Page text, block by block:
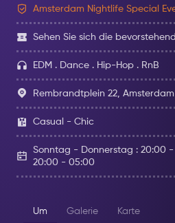
Amsterdam Nightlife Special
Sehen Sie sich die
EDM . Dance . Hip-Hop . RnB
Rembrandtplein 22, Amsterdam
Casual - Chic
Sonntag - Donnerstag : 20:00
20:00 - 05:00
Um Galerie Karte